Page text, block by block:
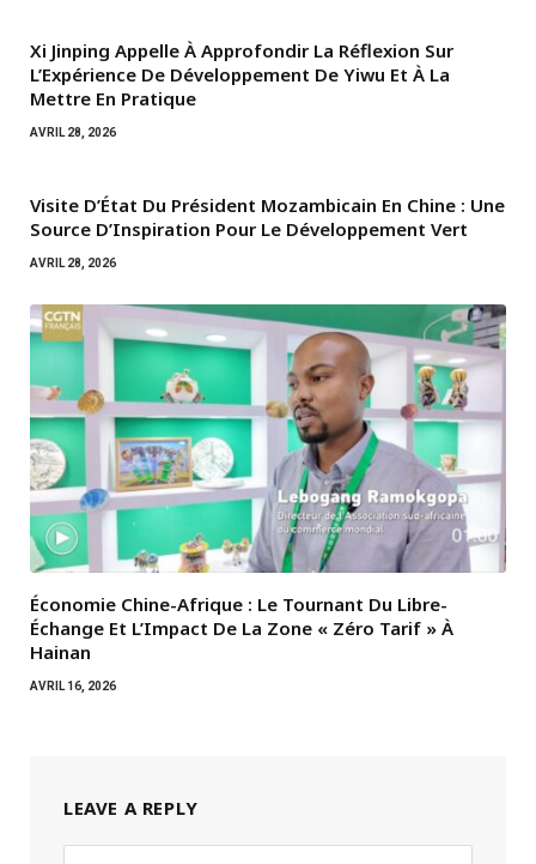
Xi Jinping Appelle À Approfondir La Réflexion Sur
L’Expérience De Développement De Yiwu Et À La
Mettre En Pratique
AVRIL 28, 2026
Visite D’État Du Président Mozambicain En Chine : Une
Source D’Inspiration Pour Le Développement Vert
AVRIL 28, 2026
Économie Chine-Afrique : Le Tournant Du Libre-
Échange Et L’Impact De La Zone « Zéro Tarif » À
Hainan
AVRIL 16, 2026
LEAVE A REPLY